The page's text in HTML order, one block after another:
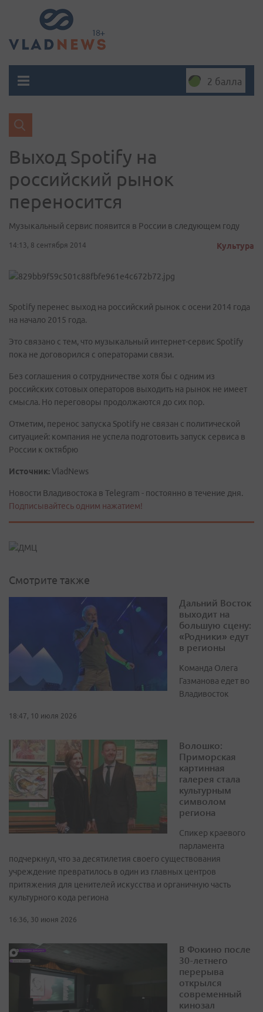
2 балла
Выход Spotify на
российский рынок
переносится
Музыкальный сервис появится в России в следующем году
14:13, 8 сентября 2014 Культура
Spotify перенес выход на российский рынок с осени 2014 года
на начало 2015 года.
Это связано с тем, что музыкальный интернет-сервис Spotify
пока не договорился с операторами связи.
Без соглашения о сотрудничестве хотя бы с одним из
российских сотовых операторов выходить на рынок не имеет
смысла. Но переговоры продолжаются до сих пор.
Отметим, перенос запуска Spotify не связан с политической
ситуацией: компания не успела подготовить запуск сервиса в
России к октябрю
Источник:VladNews
Новости Владивостока в Telegram - постоянно в течение дня.
Подписывайтесь одним нажатием!
Смотрите также
Дальний Восток
выходит на
большую сцену:
«Родники» едут
в регионы
Команда Олега
Газманова едет во
Владивосток
18:47, 10 июля 2026
Волошко:
Приморская
картинная
галерея стала
культурным
символом
региона
Спикер краевого
парламента
подчеркнул, что за десятилетия своего существования
учреждение превратилось в один из главных центров
притяжения для ценителей искусства и органичную часть
культурного кода региона
16:36, 30 июня 2026
В Фокино после
30-летнего
перерыва
открылся
современный
кинозал